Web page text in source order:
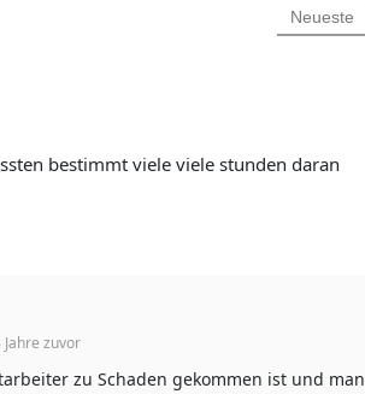
Neueste
bestimmt viele viele stunden daran
Jahre zuvor
zu Schaden gekommen ist und man